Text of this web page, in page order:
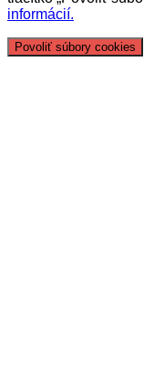
informácií.
Povoliť súbory cookies